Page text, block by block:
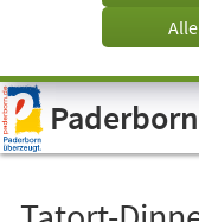
Visuelle
Assistenzsoftware
öffnen.Paderborn